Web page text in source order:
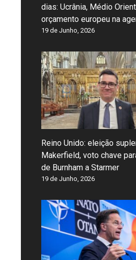
dias: Ucrânia, Médio
orçamento europeu na
19 de Junho, 2026
Reino Unido: eleição
Makerfield, voto chave
de Burnham a Starmer
19 de Junho, 2026